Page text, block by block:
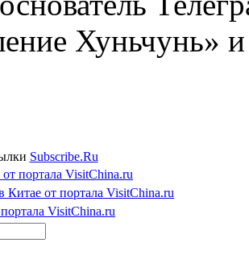
Хуньчунь»
Subscribe.Ru
портала VisitChina.ru
Китае от портала VisitChina.ru
VisitChina.ru